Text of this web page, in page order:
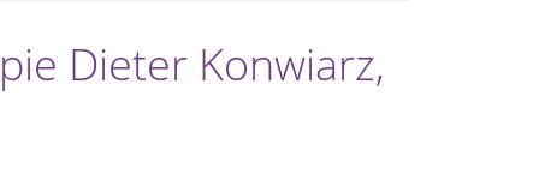
Dieter Konwiarz,